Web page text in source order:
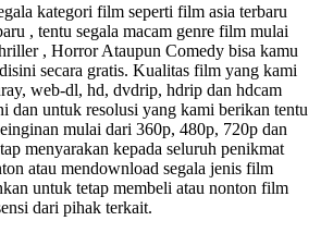
kategori film seperti film asia terbaru
, tentu segala macam genre film mulai
, Horror Ataupun Comedy bisa kamu
secara gratis. Kualitas film yang kami
web-dl, hd, dvdrip, hdrip dan hdcam
dan untuk resolusi yang kami berikan tentu
mulai dari 360p, 480p, 720p dan
menyarakan kepada seluruh penikmat
atau mendownload segala jenis film
untuk tetap membeli atau nonton film
dari pihak terkait.